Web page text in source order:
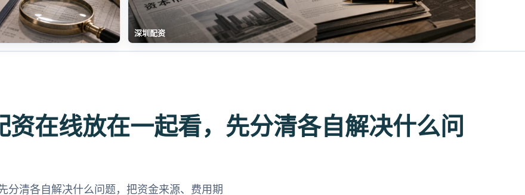
深圳配资
在线放在一起看，先分清各自解决什么问
分清各自解决什么问题，把资金来源、费用期